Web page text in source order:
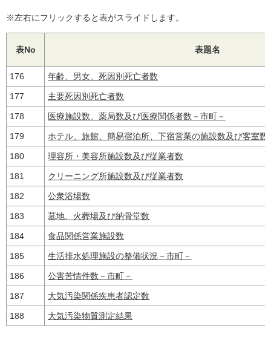
※左右にフリックすると表がスライドします。
表No 表題名
176 年齢、男女、死因別死亡者数
177 主要死因別死亡者数
178 医療施設数、薬局数及び医療関係者数－市町－
179 ホテル、旅館、簡易宿泊所、下宿営業の施設数及び客室数
180 理容所・美容所施設数及び従業者数
181 クリーニング所施設数及び従業者数
182 公衆浴場数
183 墓地、火葬場及び納骨堂数
184 食品関係営業施設数
185 生活排水処理施設の整備状況－市町－
186 公害苦情件数－市町－
187 大気汚染関係疾患者認定数
188 大気汚染物質測定結果